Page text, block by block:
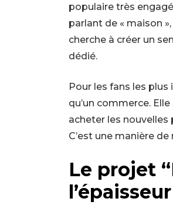
populaire très
parlant de « maison
cherche à créer un
dédié.
Pour les fans les
qu’un commerce.
acheter les nouvelles
C’est une manière
Le projet
l’épaisseur